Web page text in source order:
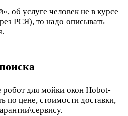
об услуге человек не в курсе
РСЯ), то надо описывать
робот для мойки окон Hobot-
по цене, стоимости доставки,